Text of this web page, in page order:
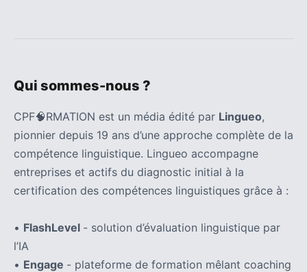
Qui sommes-nous ?
CPF🧠RMATION est un média édité par Lingueo,
pionnier depuis 19 ans d’une approche complète de la
compétence linguistique. Lingueo accompagne
entreprises et actifs du diagnostic initial à la
certification des compétences linguistiques grâce à :
• FlashLevel - solution d’évaluation linguistique par
l’IA
• Engage - plateforme de formation mêlant coaching